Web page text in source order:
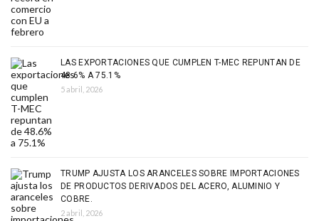
LAS EXPORTACIONES QUE CUMPLEN T-MEC REPUNTAN DE
48.6% A 75.1%
5 abril, 2026
TRUMP AJUSTA LOS ARANCELES SOBRE IMPORTACIONES
DE PRODUCTOS DERIVADOS DEL ACERO, ALUMINIO Y
COBRE.
2 abril, 2026